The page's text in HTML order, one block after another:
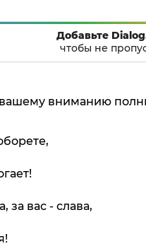
Добавьте
чтобы не
вниманию
за вас - слава,